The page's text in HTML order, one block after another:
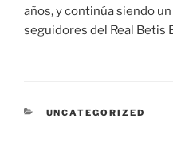
años, y continúa siendo
seguidores del Real Betis
CATEGORÍAS
UNCATEGORIZED